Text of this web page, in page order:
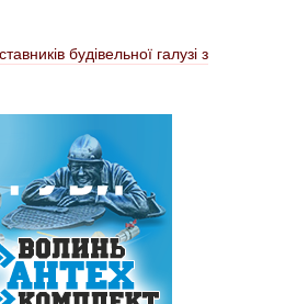
будівельної галузі з